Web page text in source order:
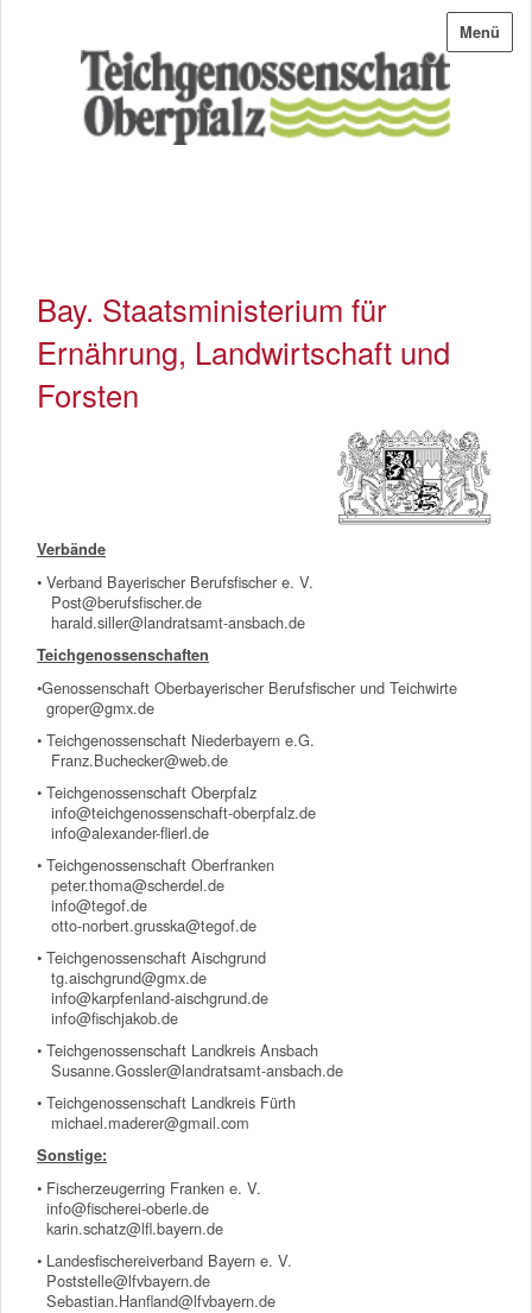
Menü
Bay. Staatsministerium für
Ernährung, Landwirtschaft und
Forsten
Verbände
• Verband Bayerischer Berufsfischer e. V.
Post@berufsfischer.de
harald.siller@landratsamt-ansbach.de
Teichgenossenschaften
•Genossenschaft Oberbayerischer Berufsfischer und Teichwirte
groper@gmx.de
• Teichgenossenschaft Niederbayern e.G.
Franz.Buchecker@web.de
• Teichgenossenschaft Oberpfalz
info@teichgenossenschaft-oberpfalz.de
info@alexander-flierl.de
• Teichgenossenschaft Oberfranken
peter.thoma@scherdel.de
info@tegof.de
otto-norbert.grusska@tegof.de
• Teichgenossenschaft Aischgrund
tg.aischgrund@gmx.de
info@karpfenland-aischgrund.de
info@fischjakob.de
• Teichgenossenschaft Landkreis Ansbach
Susanne.Gossler@landratsamt-ansbach.de
• Teichgenossenschaft Landkreis Fürth
michael.maderer@gmail.com
Sonstige:
• Fischerzeugerring Franken e. V.
info@fischerei-oberle.de
karin.schatz@lfl.bayern.de
• Landesfischereiverband Bayern e. V.
Poststelle@lfvbayern.de
Sebastian.Hanfland@lfvbayern.de